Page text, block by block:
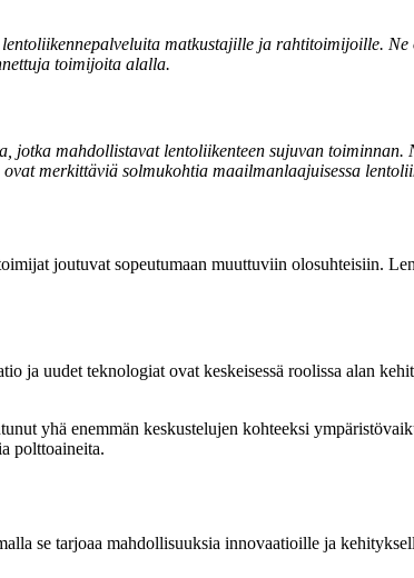
matkustajille ja rahtitoimijoille.
toimijoita alalla.
jotka mahdollistavat lentoliikenteen sujuvan
merkittäviä solmukohtia maailmanlaajuisessa
joutuvat sopeutumaan muuttuviin olosuhteisiin.
ja uudet teknologiat ovat keskeisessä roolissa alan
yhä enemmän keskustelujen kohteeksi
polttoaineita.
se tarjoaa mahdollisuuksia innovaatioille ja